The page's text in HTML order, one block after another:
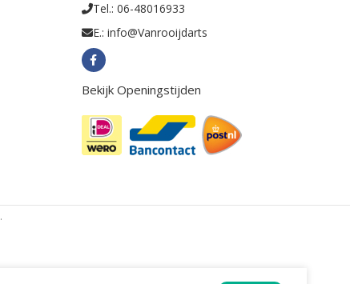
Tel.: 06-48016933
E.: info@Vanrooijdarts
Bekijk Openingstijden
.